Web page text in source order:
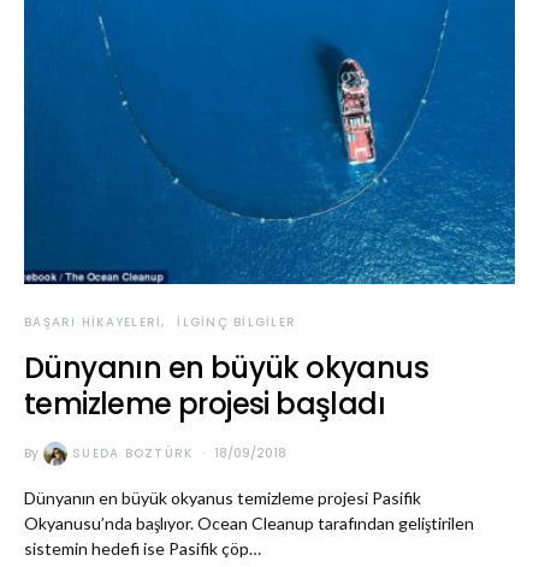
BAŞARI HIKAYELERI İLGINÇ BILGILER
Dünyanın en büyük okyanus
temizleme projesi başladı
By SUEDA BOZTÜRK 18/09/2018
Dünyanın en büyük okyanus temizleme projesi Pasifik
Okyanusu’nda başlıyor. Ocean Cleanup tarafından geliştirilen
sistemin hedefi ise Pasifik çöp…